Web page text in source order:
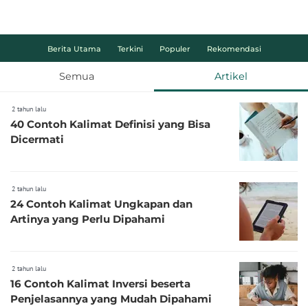
Berita Utama Terkini Populer Rekomendasi
Semua Artikel
2 tahun lalu
40 Contoh Kalimat Definisi yang Bisa
Dicermati
2 tahun lalu
24 Contoh Kalimat Ungkapan dan
Artinya yang Perlu Dipahami
2 tahun lalu
16 Contoh Kalimat Inversi beserta
Penjelasannya yang Mudah Dipahami